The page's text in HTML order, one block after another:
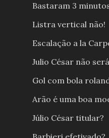
Bastaram 3
Listra vertical não!
Escalação a la
Julio César não
Gol com bola
Arão é uma boa
Júlio César titular?